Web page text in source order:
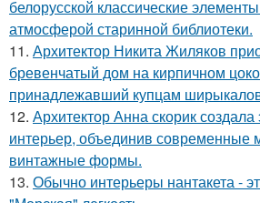
белорусской классические
атмосферой старинной библиотеки.
11. Архитектор Никита Жиляков
бревенчатый дом на кирпичном
принадлежавший купцам
12. Архитектор Анна скорик создала
интерьер, объединив современные
винтажные формы.
13. Обычно интерьеры нантакета -